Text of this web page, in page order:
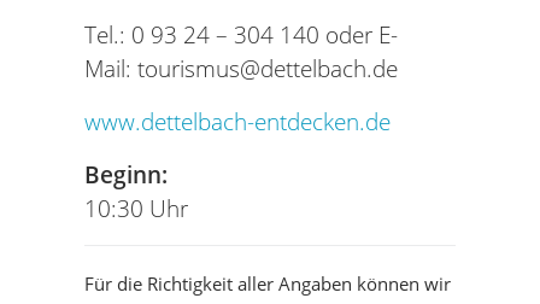
Tel.: 0 93 24 – 304 140 oder E-
Mail: tourismus@dettelbach.de
www.dettelbach-entdecken.de
Beginn:
10:30 Uhr
Für die Richtigkeit aller Angaben können wir